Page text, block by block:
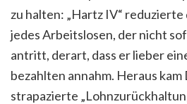
zu halten: „Hartz IV“
jedes Arbeitslosen, der nicht
antritt, derart, dass er lieber
bezahlten annahm. Heraus
strapazierte